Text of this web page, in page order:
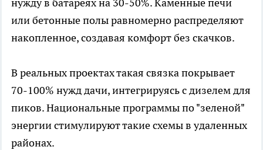
или бетонные полы равномерно распределяют
накопленное, создавая комфорт без скачков.​
В реальных проектах такая связка покрывает
70-100% нужд дачи, интегрируясь с дизелем для
пиков. Национальные программы по "зеленой"
энергии стимулируют такие схемы в удаленных
районах.​